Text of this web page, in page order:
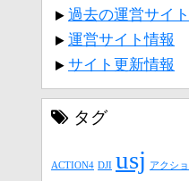
過去の運営サイト
運営サイト情報
サイト更新情報
タグ
ACTION4 DJI usj アクシ